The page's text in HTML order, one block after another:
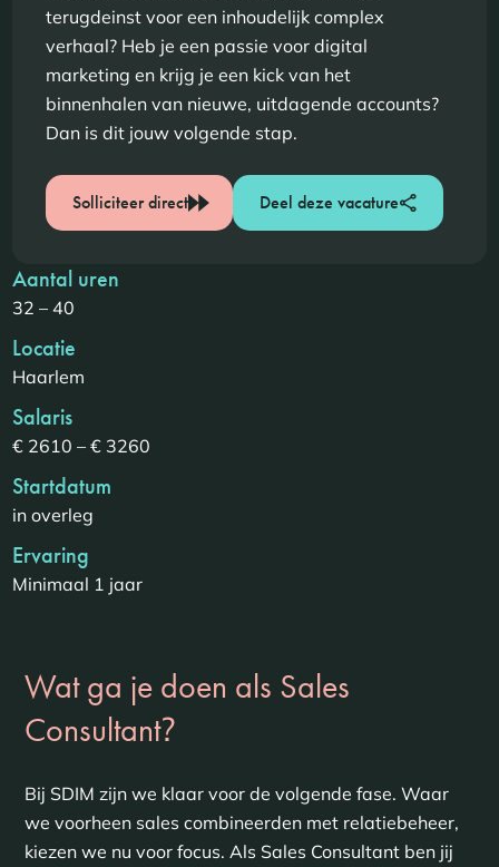
terugdeinst voor een inhoudelijk complex
verhaal? Heb je een passie voor digital
marketing en krijg je een kick van het
binnenhalen van nieuwe, uitdagende accounts?
Dan is dit jouw volgende stap.
Solliciteer direct Deel deze vacature
Aantal uren
32 – 40
Locatie
Haarlem
Salaris
€ 2610 – € 3260
Startdatum
in overleg
Ervaring
Minimaal 1 jaar
Wat ga je doen als Sales
Consultant?
Bij SDIM zijn we klaar voor de volgende fase. Waar
we voorheen sales combineerden met relatiebeheer,
kiezen we nu voor focus. Als Sales Consultant ben jij